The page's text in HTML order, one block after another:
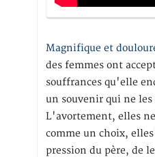
Magnifique et
des femmes ont
souffrances qu'elle
un souvenir qui ne les
L'avortement, elles
comme un choix,
pression du père, de